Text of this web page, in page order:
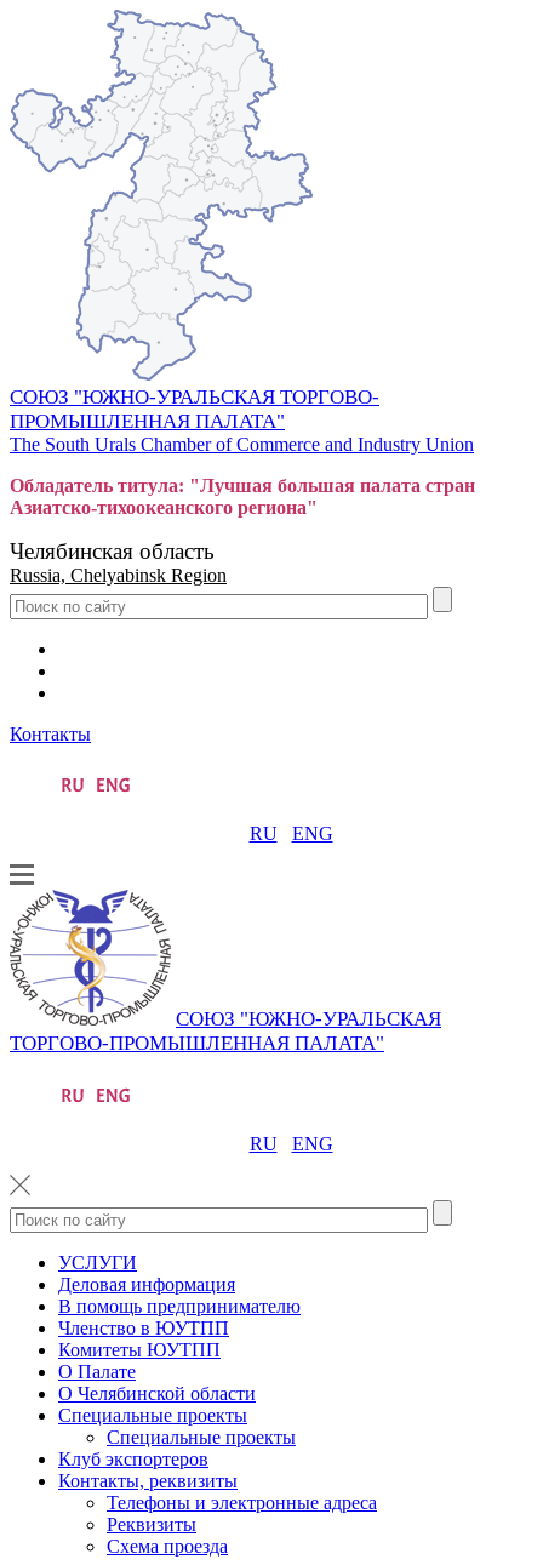
СОЮЗ "ЮЖНО-УРАЛЬСКАЯ ТОРГОВО-
ПРОМЫШЛЕННАЯ ПАЛАТА"
The South Urals Chamber of Commerce and Industry Union
Обладатель титула: "Лучшая большая палата стран
Азиатско-тихоокеанского региона"
Челябинская область
Russia, Chelyabinsk Region
Контакты
RU ENG
СОЮЗ "ЮЖНО-УРАЛЬСКАЯ
ТОРГОВО-ПРОМЫШЛЕННАЯ ПАЛАТА"
RU ENG
УСЛУГИ
Деловая информация
В помощь предпринимателю
Членство в ЮУТПП
Комитеты ЮУТПП
О Палате
О Челябинской области
Специальные проекты
Специальные проекты
Клуб экспортеров
Контакты, реквизиты
Телефоны и электронные адреса
Реквизиты
Схема проезда